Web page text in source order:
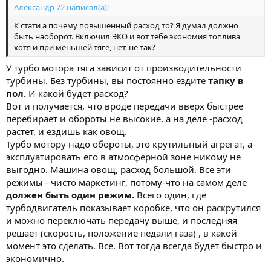
Александр 72 написал(а):
К стати а почему повышенный расход то? Я думал должно
быть наоборот. Включил ЭКО и вот тебе экономия топлива
хотя и при меньшей тяге, нет, не так?
У турбо мотора тяга зависит от производительности
турбины. Без турбины, вы постоянно ездите тапку в
пол. И какой будет расход?
Вот и получается, что вроде передачи вверх быстрее
перебирает и обороты не высокие, а на деле -расход
растет, и ездишь как овощ.
Турбо мотору надо обороты, это крутильный агрегат, а
эксплуатировать его в атмосферной зоне никому не
выгодно. Машина овощ, расход большой. Все эти
режимы - чисто маркетинг, потому-что на самом деле
должен быть один режим. Всего один, где
турбодвигатель показывает коробке, что он раскрутился
и можно переключать передачу выше, и последняя
решает (скорость, положение педали газа) , в какой
момент это сделать. Всё. Вот тогда всегда будет быстро и
экономично.